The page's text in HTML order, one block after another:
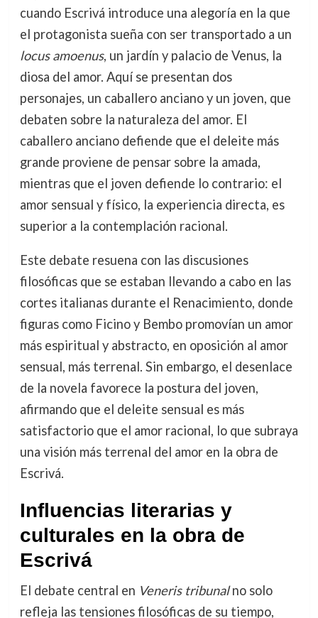
cuando Escrivá introduce una alegoría en la que
el protagonista sueña con ser transportado a un
locus amoenus, un jardín y palacio de Venus, la
diosa del amor. Aquí se presentan dos
personajes, un caballero anciano y un joven, que
debaten sobre la naturaleza del amor. El
caballero anciano defiende que el deleite más
grande proviene de pensar sobre la amada,
mientras que el joven defiende lo contrario: el
amor sensual y físico, la experiencia directa, es
superior a la contemplación racional.
Este debate resuena con las discusiones
filosóficas que se estaban llevando a cabo en las
cortes italianas durante el Renacimiento, donde
figuras como Ficino y Bembo promovían un amor
más espiritual y abstracto, en oposición al amor
sensual, más terrenal. Sin embargo, el desenlace
de la novela favorece la postura del joven,
afirmando que el deleite sensual es más
satisfactorio que el amor racional, lo que subraya
una visión más terrenal del amor en la obra de
Escrivá.
Influencias literarias y
culturales en la obra de
Escrivá
El debate central en Veneris tribunalno solo
refleja las tensiones filosóficas de su tiempo,